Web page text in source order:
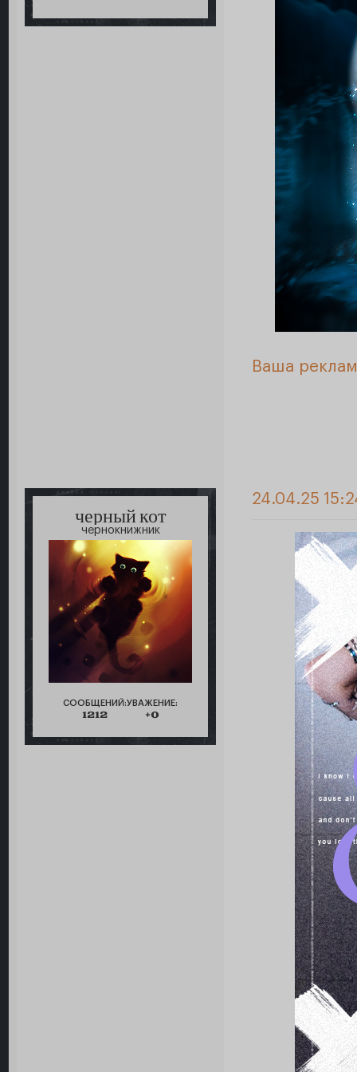
Ваша
черный кот
чернокнижник
СООБЩЕНИЙ:
1212
УВАЖЕНИЕ:
+0
24.04.25